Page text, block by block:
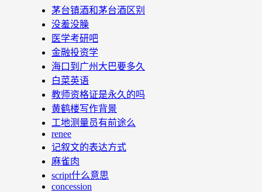
茅台镇酒和茅台酒区别
没羞没臊
医学考研吧
金融投资学
海口到广州大巴要多久
白菜英语
教师资格证是永久的吗
黄鹤楼写作背景
工地测量员有前途么
renee
记叙文的表达方式
麻雀肉
script什么意思
concession